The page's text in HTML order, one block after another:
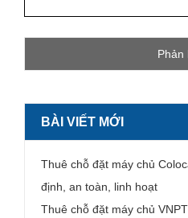
BÀI VIẾT MỚI
Thuê chỗ đặt máy chủ
định, an toàn, linh hoạt
Thuê chỗ đặt máy chủ